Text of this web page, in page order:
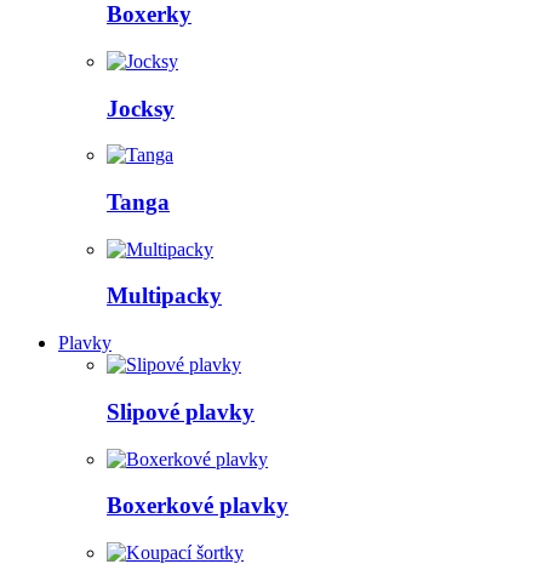
Boxerky
Jocksy
Tanga
Multipacky
Plavky
Slipové plavky
Boxerkové plavky